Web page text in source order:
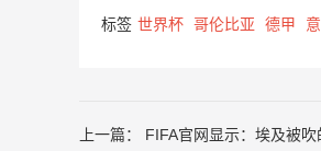
标签 世界杯 哥伦比亚 德甲
上一篇： FIFA官网显示：埃及被